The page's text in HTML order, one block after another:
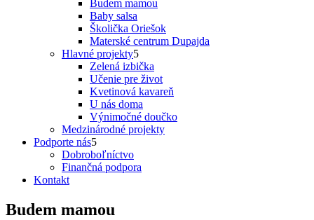
Budem mamou
Baby salsa
Školička Oriešok
Materské centrum Dupajda
Hlavné projekty
Zelená izbička
Učenie pre život
Kvetinová kavareň
U nás doma
Výnimočné doučko
Medzinárodné projekty
Podporte nás
Dobroboľníctvo
Finančná podpora
Kontakt
Budem mamou